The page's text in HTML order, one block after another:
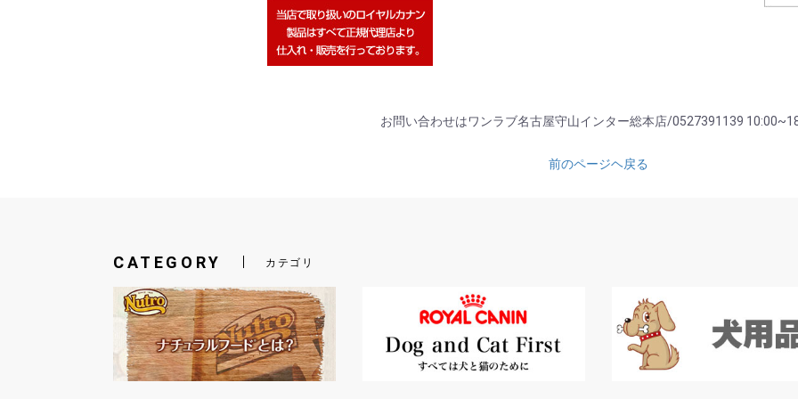
お問い合わせはワンラブ名古屋守山インター総本店/0527391139
前のページヘ戻る
CATEGORY カテゴリ